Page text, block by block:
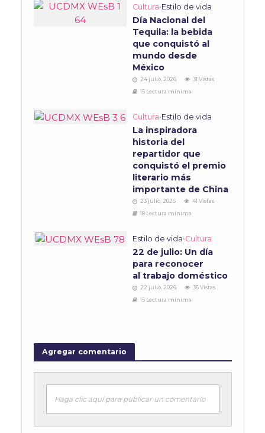
Cultura•Estilo de vida
Día Nacional del
Tequila: la bebida
que conquistó al
mundo desde
México
24 julio, 2026
31 Vistas
15 Lectura mínima
Cultura•Estilo de vida
La inspiradora
historia del
repartidor que
conquistó el premio
literario más
importante de China
23 julio, 2026
41 Vistas
18 Lectura mínima
Estilo de vida•Cultura
22 de julio: Un día
para reconocer
al trabajo doméstico
22 julio, 2026
36 Vistas
15 Lectura mínima
Agregar comentario
Haga clic aquí para publicar un comentario